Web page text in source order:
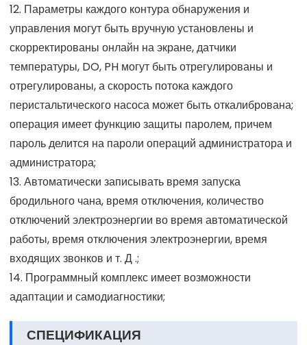
12. Параметры каждого контура обнаружения и
управления могут быть вручную установлены и
скорректированы онлайн на экране, датчики
температуры, DO, PH могут быть отрегулированы и
отрегулированы, а скорость потока каждого
перистальтического насоса может быть откалибрована;
операция имеет функцию защиты паролем, причем
пароль делится на пароли операций администратора и
администратора;
13. Автоматически записывать время запуска
бродильного чана, время отключения, количество
отключений электроэнергии во время автоматической
работы, время отключения электроэнергии, время
входящих звонков и т. Д .;
14. Программный комплекс имеет возможности
адаптации и самодиагностики;
СПЕЦИФИКАЦИЯ